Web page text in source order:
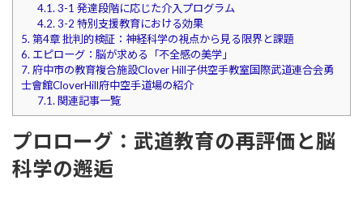
4.1. 3-1 発達段階に応じた介入プログラム
4.2. 3-2 特別支援教育における効果
5. 第4章 批判的検証：神経科学の視点から見る限界と課題
6. エピローグ：脳が求める「不全感の美学」
7. 府中市の教育複合施設Clover Hill子供空手教室国際武道連合会勇
士會館CloverHill府中空手道場の紹介
7.1. 関連記事一覧
プロローグ：武道教育の再評価と脳
科学の邂逅